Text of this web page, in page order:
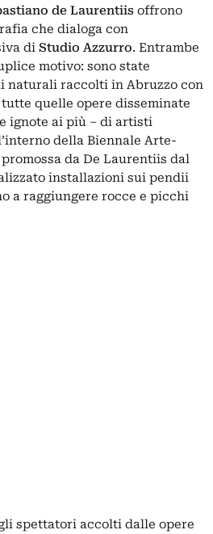
de Laurentiis offrono
che dialoga con
di Studio Azzurro. Entrambe
motivo: sono state
naturali raccolti in Abruzzo con
quelle opere disseminate
ignote ai più – di artisti
della Biennale Arte-
da De Laurentiis dal
installazioni sui pendii
a raggiungere rocce e picchi
spettatori accolti dalle opere